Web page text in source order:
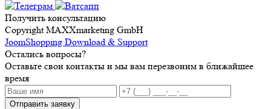
Получить консультацию
Copyright MAXXmarketing GmbH
JoomShopping Download & Support
Остались вопросы?
Оставьте свои контакты и мы вам перезвоним в ближайшее
время
Отправить заявку